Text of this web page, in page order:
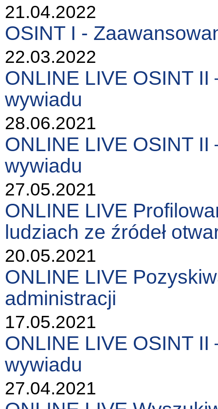
21.04.2022
OSINT I -
22.03.2022
ONLINE LIVE OSINT
wywiadu
28.06.2021
ONLINE LIVE OSINT
wywiadu
27.05.2021
ONLINE LIVE
ludziach ze źródeł
20.05.2021
ONLINE LIVE
administracji
17.05.2021
ONLINE LIVE OSINT
wywiadu
27.04.2021